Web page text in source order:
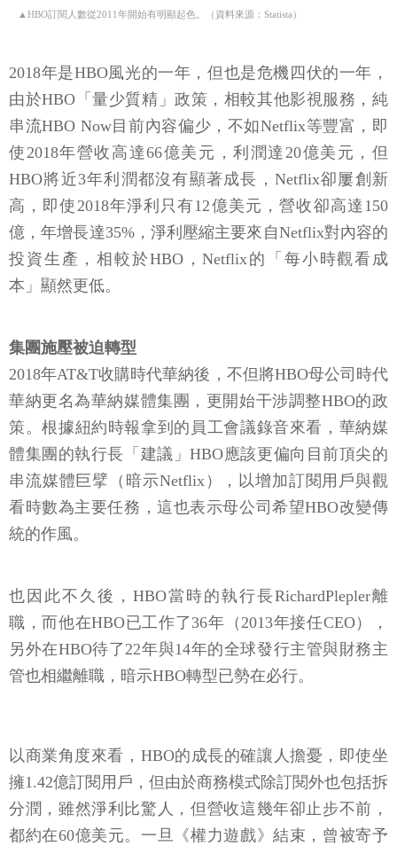
▲HBO訂閱人數從2011年開始有明顯起色。（資料來源：Statista）
2018年是HBO風光的一年，但也是危機四伏的一年，
由於HBO「量少質精」政策，相較其他影視服務，純
串流HBO Now目前內容偏少，不如Netflix等豐富，即
使2018年營收高達66億美元，利潤達20億美元，但
HBO將近3年利潤都沒有顯著成長，Netflix卻屢創新
高，即使2018年淨利只有12億美元，營收卻高達150
億，年增長達35%，淨利壓縮主要來自Netflix對內容的
投資生產，相較於HBO，Netflix的「每小時觀看成
本」顯然更低。
集團施壓被迫轉型
2018年AT&T收購時代華納後，不但將HBO母公司時代
華納更名為華納媒體集團，更開始干涉調整HBO的政
策。根據紐約時報拿到的員工會議錄音來看，華納媒
體集團的執行長「建議」HBO應該更偏向目前頂尖的
串流媒體巨擘（暗示Netflix），以增加訂閱用戶與觀
看時數為主要任務，這也表示母公司希望HBO改變傳
統的作風。
也因此不久後，HBO當時的執行長RichardPlepler離
職，而他在HBO已工作了36年（2013年接任CEO），
另外在HBO待了22年與14年的全球發行主管與財務主
管也相繼離職，暗示HBO轉型已勢在必行。
以商業角度來看，HBO的成長的確讓人擔憂，即使坐
擁1.42億訂閱用戶，但由於商務模式除訂閱外也包括拆
分潤，雖然淨利比驚人，但營收這幾年卻止步不前，
都約在60億美元。一旦《權力遊戲》結束，曾被寄予